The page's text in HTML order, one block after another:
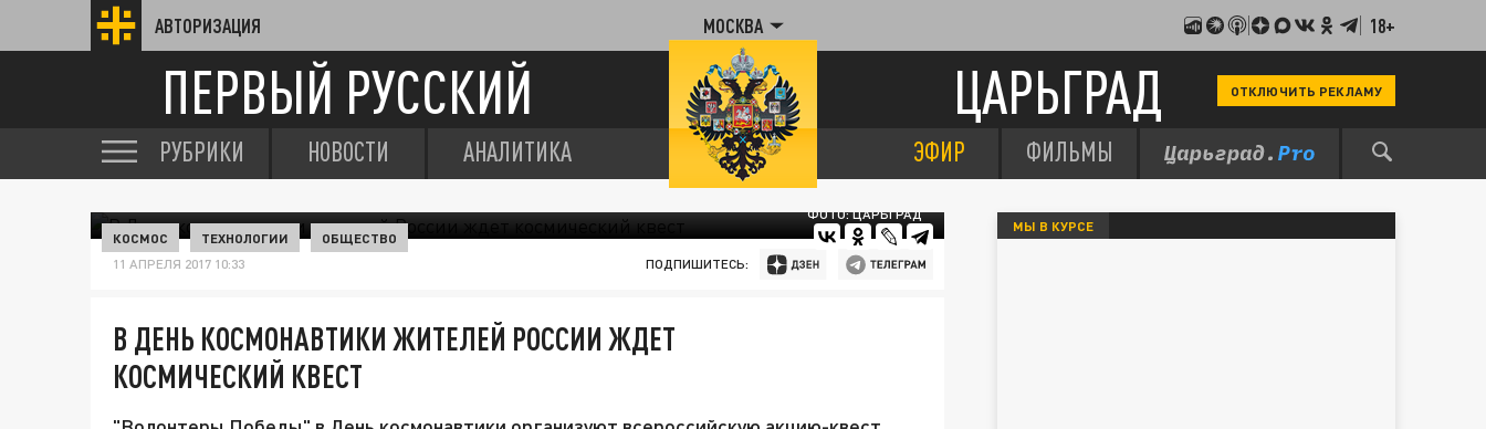
АВТОРИЗАЦИЯ МОСКВА 18+
ПЕРВЫЙ РУССКИЙ ЦАРЬГРАД ОТКЛЮЧИТЬ РЕКЛАМУ
РУБРИКИ НОВОСТИ АНАЛИТИКА ЭФИР ФИЛЬМЫ
ФОТО: ЦАРЬГРАД
КОСМОС ТЕХНОЛОГИИ ОБЩЕСТВО
11 АПРЕЛЯ 2017 10:33 ПОДПИШИТЕСЬ:
В ДЕНЬ КОСМОНАВТИКИ ЖИТЕЛЕЙ РОССИИ ЖДЕТ
КОСМИЧЕСКИЙ КВЕСТ
МЫ В КУРСЕ